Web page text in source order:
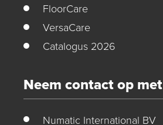
FloorCare
VersaCare
Catalogus 2026
Neem contact op met
Numatic International BV